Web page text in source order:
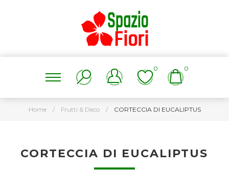
0 0
Home / Frutti & Deco / CORTECCIA DI EUCALIPTUS
CORTECCIA DI EUCALIPTUS